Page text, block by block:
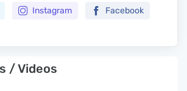
Instagram Facebook
/ Videos